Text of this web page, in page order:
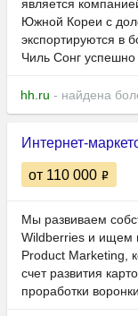
является
Южной Кореи с
экспортируются в
Чиль Сонг успешно
hh.ru - найдена
Интернет-
от 110 000
Мы развиваем
Wildberries и ищем
Product Marketing,
счет развития
проработки